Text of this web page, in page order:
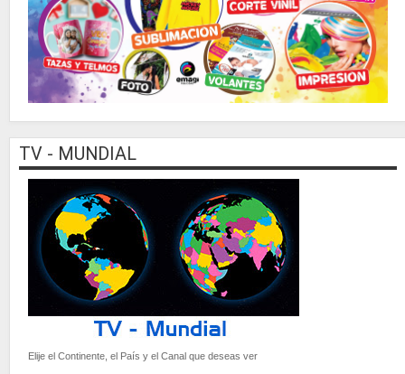
TV - MUNDIAL
Elije el Continente, el País y el Canal que deseas ver